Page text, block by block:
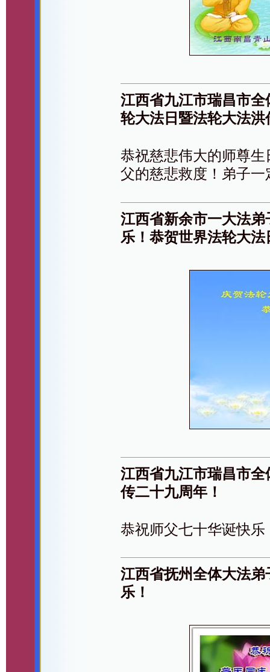
江西省九江市瑞昌市
轮大法日暨法轮大法
恭祝慈悲伟大的师尊
父的慈悲救度！弟子
江西省新余市一大法
乐！恭贺世界法轮大法
江西省九江市瑞昌市
传二十九周年！
恭祝师父七十华诞快
江西省抚州全体大法
乐！